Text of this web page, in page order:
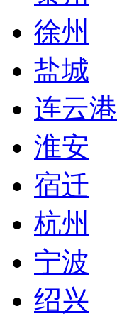
徐州
盐城
连云港
淮安
宿迁
杭州
宁波
绍兴